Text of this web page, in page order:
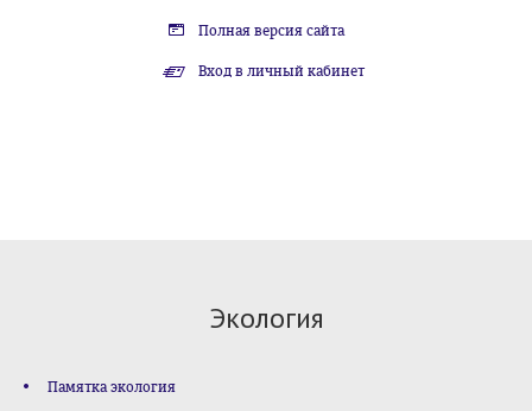
Полная версия сайта
Вход в личный кабинет
Экология
Памятка экология